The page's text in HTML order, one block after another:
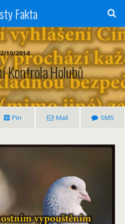
Fakta
10/2014
Kontrola Holubů
Pin Mail SMS